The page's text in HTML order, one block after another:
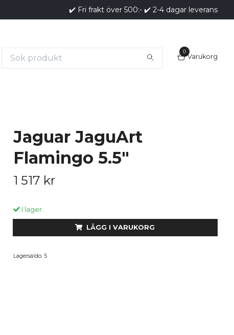
✔️ Fri frakt över 500:- ✔️ 2-4 dagar leverans
0
Varukorg
Jaguar JaguArt
Flamingo 5.5"
1 517 kr
I lager.
LÄGG I VARUKORG
Lagersaldo: 5